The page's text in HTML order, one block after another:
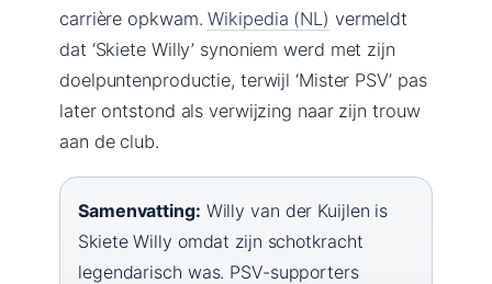
carrière opkwam.Wikipedia (NL) vermeldt
dat ‘Skiete Willy’ synoniem werd met zijn
doelpuntenproductie, terwijl ‘Mister PSV’ pas
later ontstond als verwijzing naar zijn trouw
aan de club.
Samenvatting: Willy van der Kuijlen is
Skiete Willy omdat zijn schotkracht
legendarisch was. PSV-supporters